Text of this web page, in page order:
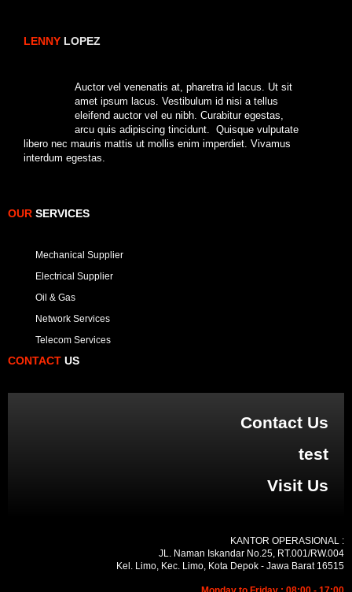
LENNY LOPEZ
Auctor vel venenatis at, pharetra id lacus. Ut sit
amet ipsum lacus. Vestibulum id nisi a tellus
eleifend auctor vel eu nibh. Curabitur egestas,
arcu quis adipiscing tincidunt. Quisque vulputate
libero nec mauris mattis ut mollis enim imperdiet. Vivamus
interdum egestas.
OUR SERVICES
Mechanical Supplier
Electrical Supplier
Oil & Gas
Network Services
Telecom Services
CONTACT US
Contact Us
test
Visit Us
KANTOR OPERASIONAL :
JL. Naman Iskandar No.25, RT.001/RW.004
Kel. Limo, Kec. Limo, Kota Depok - Jawa Barat 16515